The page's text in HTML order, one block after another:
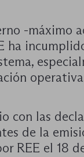
-máximo
ha
con las
de la
REE el 18